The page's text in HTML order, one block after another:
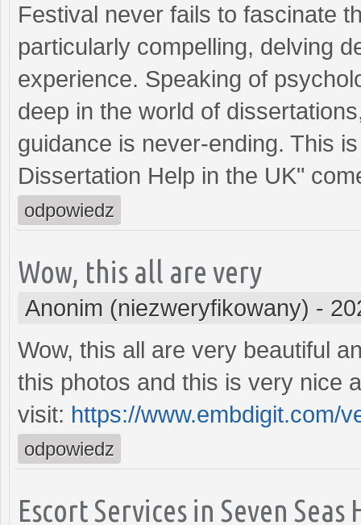
Festival never fails to fascinate
particularly compelling, delving
experience. Speaking of
deep in the world of
guidance is never-ending. This
Dissertation Help in the UK"
odpowiedz
Wow, this all are very
Anonim (niezweryfikowany) -
Wow, this all are very beautiful
this photos and this is very nice
visit: https://www.embdigit.com/
odpowiedz
Escort Services in Seven